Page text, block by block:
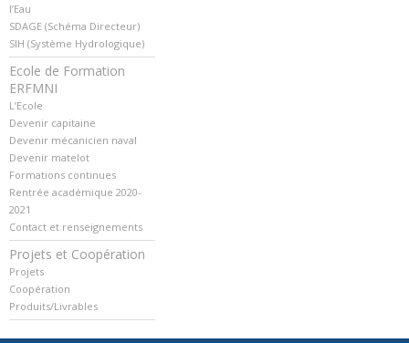
l’Eau
SDAGE (Schéma Directeur)
SIH (Système Hydrologique)
Ecole de Formation
ERFMNI
L’Ecole
Devenir capitaine
Devenir mécanicien naval
Devenir matelot
Formations continues
Rentrée académique 2020-
2021
Contact et renseignements
Projets et Coopération
Projets
Coopération
Produits/Livrables